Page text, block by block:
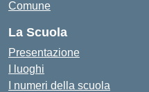
Comune
La Scuola
Presentazione
I luoghi
I numeri della scuola